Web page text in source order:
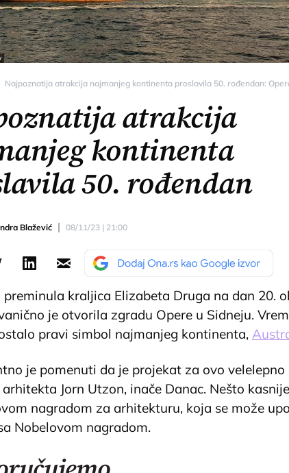
Najpoznatija atrakcija najmanjeg kontinenta proslavila 50. rođendan:
atrakcija
kontinenta
50. rođendan
Blažević 08/11/23 | 21:00
preminula kraljica Elizabeta Druga na dan 20.
je otvorila zgradu Opere u Sidneju.
pravi simbol najmanjeg kontinenta,
je pomenuti da je projekat za ovo velelepno
Jorn Utzon, inače Danac. Nešto
nagradom za arhitekturu, koja se može
Nobelovom nagradom.